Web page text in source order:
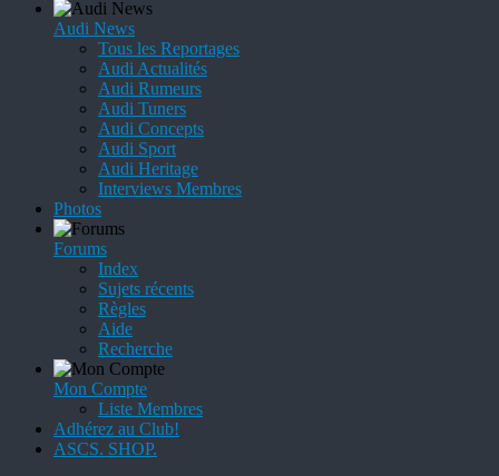
Audi News
Tous les Reportages
Audi Actualités
Audi Rumeurs
Audi Tuners
Audi Concepts
Audi Sport
Audi Heritage
Interviews Membres
Photos
Forums
Index
Sujets récents
Règles
Aide
Recherche
Mon Compte
Liste Membres
Adhérez au Club!
ASCS. SHOP.